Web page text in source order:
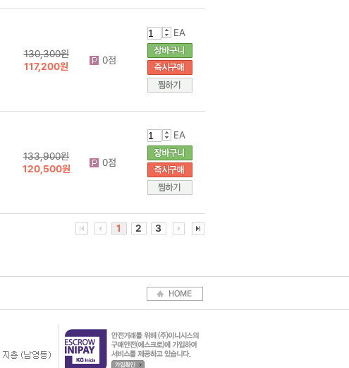
130,300원
117,200원
0점
EA
133,900원
120,500원
0점
EA
1 2 3